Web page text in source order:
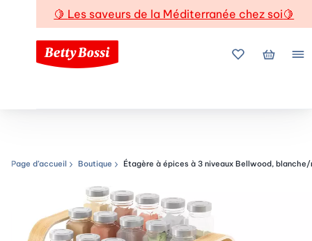
🍋 Les saveurs de la Méditerranée chez soi🍋
Mes favoris
Mon
Chemin de navigation
Page d’accueil Boutique Étagère à épices à 3 niveaux Bellwood,